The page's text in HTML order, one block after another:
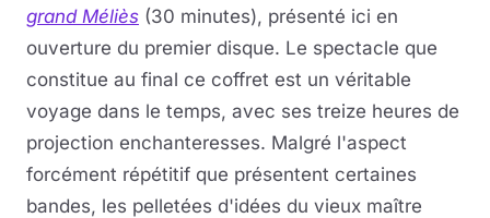
grand Méliès (30 minutes), présenté ici en
ouverture du premier disque. Le spectacle que
constitue au final ce coffret est un véritable
voyage dans le temps, avec ses treize heures de
projection enchanteresses. Malgré l'aspect
forcément répétitif que présentent certaines
bandes, les pelletées d'idées du vieux maître